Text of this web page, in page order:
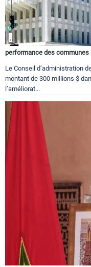
performance des communes
Le Conseil d’administration
montant de 300 millions $
l’améliorat...